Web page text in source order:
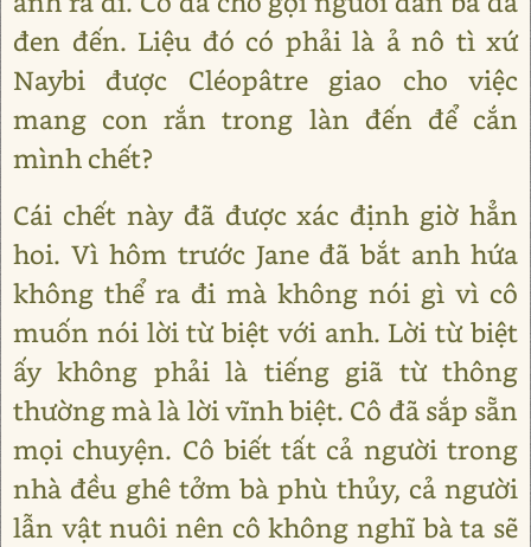
đen đến. Liệu đó có phải là ả nô tì xứ
Naybi được Cléopâtre giao cho việc
mang con rắn trong làn đến để cắn
mình chết?
Cái chết này đã được xác định giờ hẳn
hoi. Vì hôm trước Jane đã bắt anh hứa
không thể ra đi mà không nói gì vì cô
muốn nói lời từ biệt với anh. Lời từ biệt
ấy không phải là tiếng giã từ thông
thường mà là lời vĩnh biệt. Cô đã sắp sẵn
mọi chuyện. Cô biết tất cả người trong
nhà đều ghê tởm bà phù thủy, cả người
lẫn vật nuôi nên cô không nghĩ bà ta sẽ